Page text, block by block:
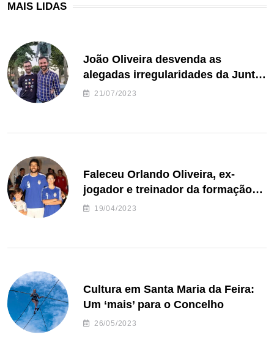
MAIS LIDAS
João Oliveira desvenda as
alegadas irregularidades da Junta
de Freguesia S. João de Ver
21/07/2023
Faleceu Orlando Oliveira, ex-
jogador e treinador da formação
de andebol do Feirense
19/04/2023
Cultura em Santa Maria da Feira:
Um ‘mais’ para o Concelho
26/05/2023